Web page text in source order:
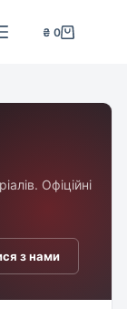
Кошик
₴ 0
Офіційні
з нами